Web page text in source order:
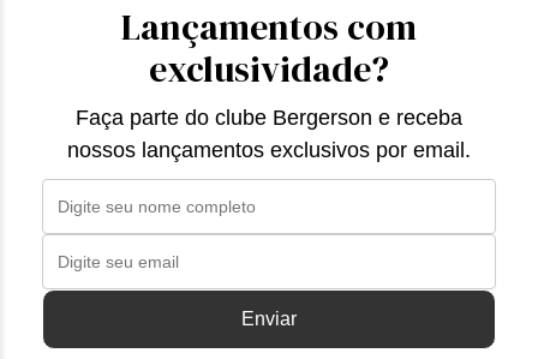
Lançamentos com
exclusividade?
Faça parte do clube Bergerson e receba
nossos lançamentos exclusivos por email.
Enviar